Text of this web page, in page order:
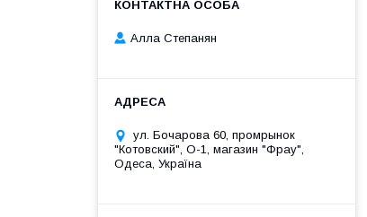
Алла Степанян
ул. Бочарова 60, промрынок
"Котовский", О-1, магазин "Фрау",
Одеса, Україна